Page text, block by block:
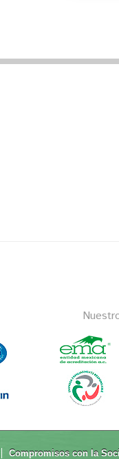
Compromisos con la